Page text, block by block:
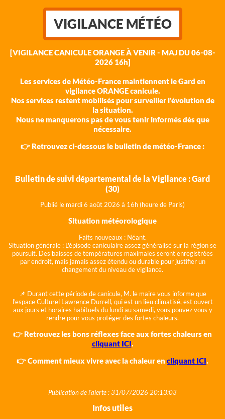
VIGILANCE MÉTÉO
[VIGILANCE CANICULE ORANGE À VENIR - MAJ DU 06-08-
2026 16h]
Les services de Météo-France maintiennent le Gard en
vigilance ORANGE canicule.
Nos services restent mobilisés pour surveiller l'évolution de
la situation.
Nous ne manquerons pas de vous tenir informés dès que
nécessaire.
👉 Retrouvez ci-dessous le bulletin de météo-France :
Bulletin de suivi départemental de la Vigilance : Gard
(30)
Publié le mardi 6 août 2026 à 16h (heure de Paris)
Situation météorologique
Faits nouveaux : Néant.
Situation générale : L'épisode caniculaire assez généralisé sur la région se
poursuit. Des baisses de températures maximales seront enregistrées
par endroit, mais jamais assez étendu ou durable pour justifier un
changement du niveau de vigilance.
📌 Durant cette période de canicule, M. le maire vous informe que
l'espace Culturel Lawrence Durrell, qui est un lieu climatisé, est ouvert
aux jours et horaires habituels du lundi au samedi, vous pouvez vous y
rendre pour vous protéger des fortes chaleurs.
👉 Retrouvez les bons réflexes face aux fortes chaleurs en
cliquant ICI.
👉 Comment mieux vivre avec la chaleur en cliquant ICI.
Publication de l'alerte : 31/07/2026 20:13:03
Infos utiles